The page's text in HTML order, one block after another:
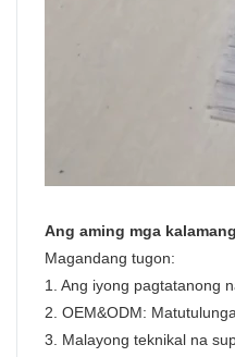
Ang aming mga
Magandang tugon:
1. Ang iyong pagtatanong
2. OEM&ODM:
3. Malayong teknikal na